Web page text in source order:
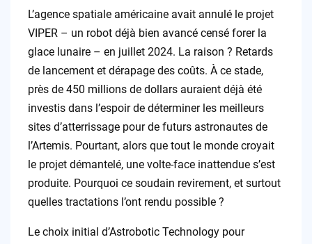
L’agence spatiale américaine avait annulé le projet
VIPER – un robot déjà bien avancé censé forer la
glace lunaire – en juillet 2024. La raison ? Retards
de lancement et dérapage des coûts. À ce stade,
près de 450 millions de dollars auraient déjà été
investis dans l’espoir de déterminer les meilleurs
sites d’atterrissage pour de futurs astronautes de
l’Artemis. Pourtant, alors que tout le monde croyait
le projet démantelé, une volte-face inattendue s’est
produite. Pourquoi ce soudain revirement, et surtout
quelles tractations l’ont rendu possible ?
Le choix initial d’Astrobotic Technology pour